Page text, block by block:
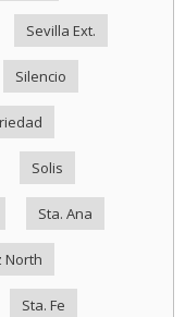
Sevilla Ext.
Silencio
Solis
Sta. Ana
North
Sta. Fe